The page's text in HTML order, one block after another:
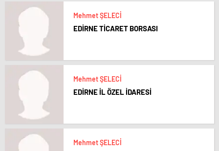
Mehmet ŞELECİ
EDİRNE TİCARET BORSASI
Mehmet ŞELECİ
EDİRNE İL ÖZEL İDARESİ
Mehmet ŞELECİ